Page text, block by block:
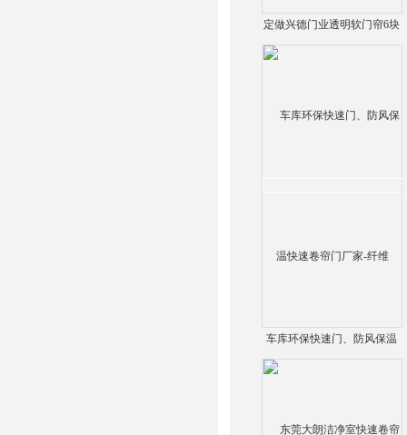
定做兴德门业透明软门帘6块
车库环保快速门、防风保温